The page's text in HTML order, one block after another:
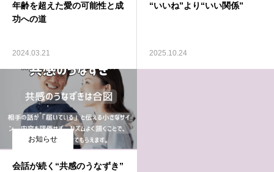
年齢を超えた愛の可能性と成
功への道
2024.03.21
“いいね”より“いい関係”
2025.10.24
お知らせ
会話が続く“共感のうなずき”